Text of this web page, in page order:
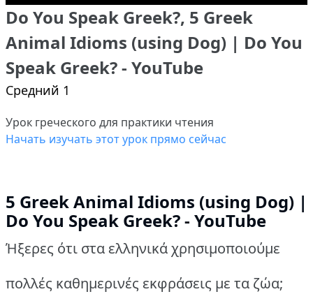
Do You Speak Greek?, 5 Greek
Animal Idioms (using Dog) | Do You
Speak Greek? - YouTube
Средний 1
Урок греческого для практики чтения
Начать изучать этот урок прямо сейчас
5 Greek Animal Idioms (using Dog) |
Do You Speak Greek? - YouTube
Ήξερες ότι στα ελληνικά χρησιμοποιούμε
πολλές καθημερινές εκφράσεις με τα ζώα;